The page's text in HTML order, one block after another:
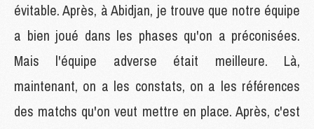
évitable. Après, à Abidjan, je trouve que notre équipe
a bien joué dans les phases qu'on a préconisées.
Mais l'équipe adverse était meilleure. Là,
maintenant, on a les constats, on a les références
des matchs qu'on veut mettre en place. Après, c'est